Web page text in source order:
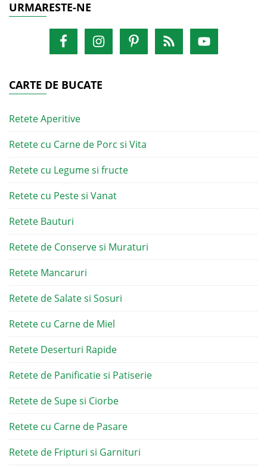
URMARESTE-NE
CARTE DE BUCATE
Retete Aperitive
Retete cu Carne de Porc si Vita
Retete cu Legume si fructe
Retete cu Peste si Vanat
Retete Bauturi
Retete de Conserve si Muraturi
Retete Mancaruri
Retete de Salate si Sosuri
Retete cu Carne de Miel
Retete Deserturi Rapide
Retete de Panificatie si Patiserie
Retete de Supe si Ciorbe
Retete cu Carne de Pasare
Retete de Fripturi si Garnituri